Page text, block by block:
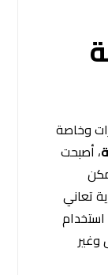
وخاصة
، أصبحت
تعاني
وغير